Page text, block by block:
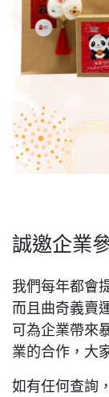
誠邀企業
我們每年都會
而且曲奇義賣
可為企業帶來
業的合作，大
如有任何查詢